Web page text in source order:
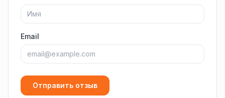
Email
Отправить отзыв